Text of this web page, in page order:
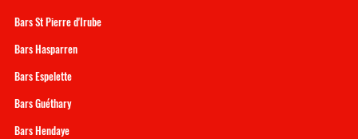
Bars St Pierre d'Irube
Bars Hasparren
Bars Espelette
Bars Guéthary
Bars Hendaye